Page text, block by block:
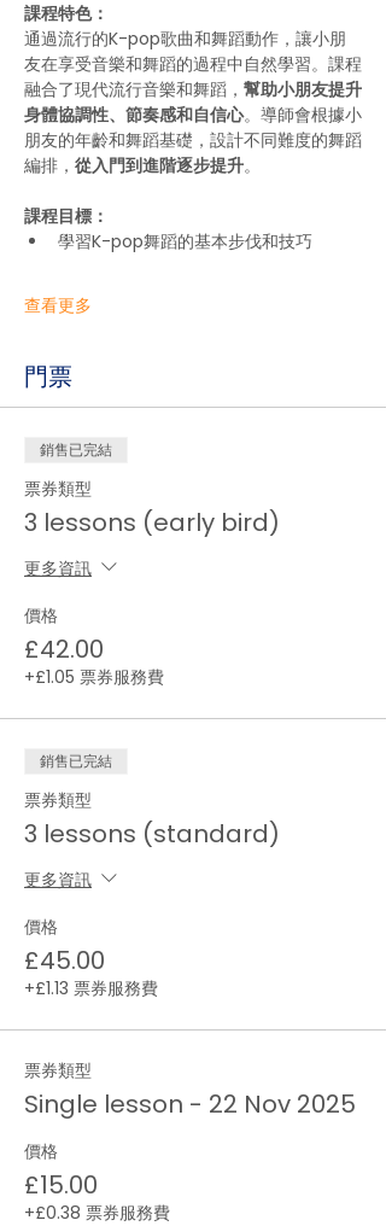
課程特色：
通過流行的K-pop歌曲和舞蹈動作，讓小朋
友在享受音樂和舞蹈的過程中自然學習。課程
融合了現代流行音樂和舞蹈， 幫助小朋友提升
身體協調性、節奏感和自信心。導師會根據小
朋友的年齡和舞蹈基礎，設計不同難度的舞蹈
編排， 從入門到進階逐步提升。
課程目標：
學習K-pop舞蹈的基本步伐和技巧
查看更多
門票
銷售已完結
票券類型
3 lessons (early bird)
更多資訊
價格
£42.00
+£1.05 票券服務費
銷售已完結
票券類型
3 lessons (standard)
更多資訊
價格
£45.00
+£1.13 票券服務費
票券類型
Single lesson - 22 Nov 2025
價格
£15.00
+£0.38 票券服務費